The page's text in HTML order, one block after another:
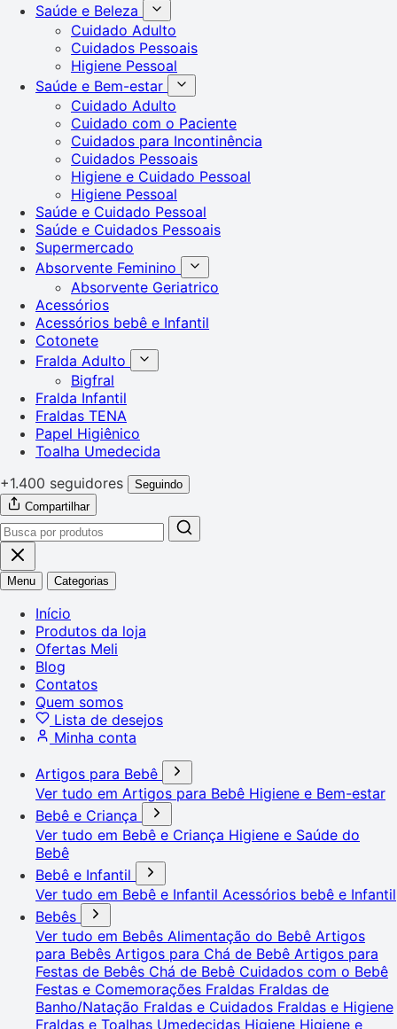
Saúde e Beleza
Cuidado Adulto
Cuidados Pessoais
Higiene Pessoal
Saúde e Bem-estar
Cuidado Adulto
Cuidado com o Paciente
Cuidados para Incontinência
Cuidados Pessoais
Higiene e Cuidado Pessoal
Higiene Pessoal
Saúde e Cuidado Pessoal
Saúde e Cuidados Pessoais
Supermercado
Absorvente Feminino
Absorvente Geriatrico
Acessórios
Acessórios bebê e Infantil
Cotonete
Fralda Adulto
Bigfral
Fralda Infantil
Fraldas TENA
Papel Higiênico
Toalha Umedecida
+1.400 seguidores
Seguindo
Compartilhar
Menu Categorias
Início
Produtos da loja
Ofertas Meli
Blog
Contatos
Quem somos
Lista de desejos
Minha conta
Artigos para Bebê
Ver tudo em Artigos para Bebê Higiene e Bem-estar
Bebê e Criança
Ver tudo em Bebê e Criança Higiene e Saúde do
Bebê
Bebê e Infantil
Ver tudo em Bebê e Infantil Acessórios bebê e Infantil
Bebês
Ver tudo em Bebês Alimentação do Bebê Artigos
para Bebês Artigos para Chá de Bebê Artigos para
Festas de Bebês Chá de Bebê Cuidados com o Bebê
Festas e Comemorações Fraldas Fraldas de
Banho/Natação Fraldas e Cuidados Fraldas e Higiene
Fraldas e Toalhas Umedecidas Higiene Higiene e